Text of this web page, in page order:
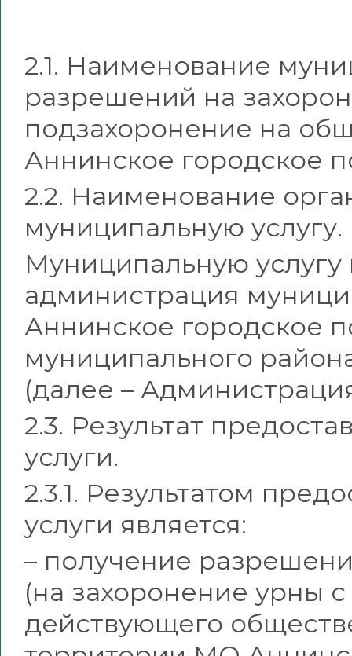
2.1. Наименование
разрешений на
подзахоронение на
Аннинское городское
2.2. Наименование
муниципальную услугу.
Муниципальную услугу
администрация
Аннинское городское
муниципального
(далее –
2.3. Результат
услуги.
2.3.1. Результатом
услуги является:
– получение
(на захоронение урны
действующего